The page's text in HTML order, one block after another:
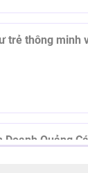
sư trẻ thông
Doanh Quảng